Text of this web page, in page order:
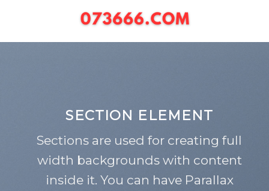
SECTION ELEMENT
Sections are used for creating full
width backgrounds with content
inside it. You can have Parallax